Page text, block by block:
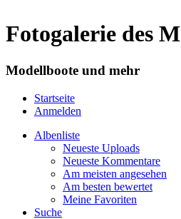
Fotogalerie des
Modellboote und mehr
Startseite
Anmelden
Albenliste
Neueste Uploads
Neueste Kommentare
Am meisten angesehen
Am besten bewertet
Meine Favoriten
Suche